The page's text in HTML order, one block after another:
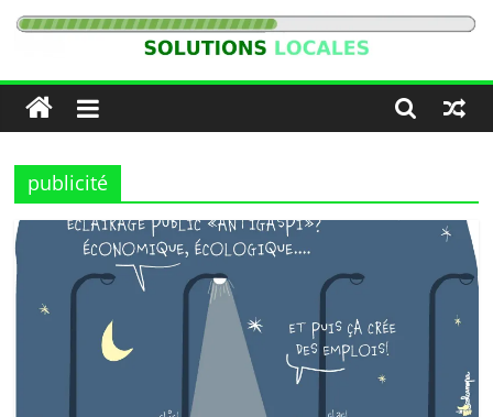
Passer
Solutions
Locales
publicité